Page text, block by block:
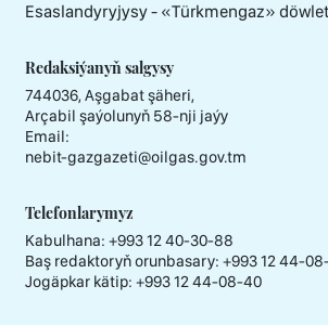
Esaslandyryjysy - «Тürkmengaz»
Redaksiýanyň salgysy
744036, Aşgabat şäheri,
Arçabil şaýolunyň 58-nji jaýy
Email:
nebit-gazgazeti@oilgas.gov.tm
Telefonlarymyz
Kabulhana: +993 12 40-30-88
Baş redaktoryň orunbasary: +993 12 44-
Jogäpkar kätip: +993 12 44-08-40